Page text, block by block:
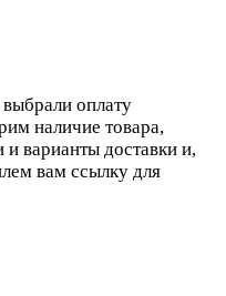
оплату
наличие товара,
варианты доставки и,
вам ссылку для